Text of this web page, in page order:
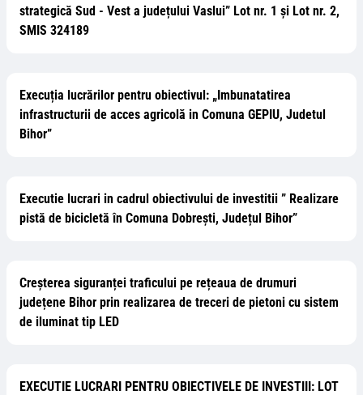
strategică Sud - Vest a județului Vaslui” Lot nr. 1 și Lot nr. 2,
SMIS 324189
Execuția lucrărilor pentru obiectivul: „Imbunatatirea
infrastructurii de acces agricolă in Comuna GEPIU, Judetul
Bihor”
Executie lucrari in cadrul obiectivului de investitii ” Realizare
pistă de bicicletă în Comuna Dobrești, Județul Bihor”
Creșterea siguranței traficului pe rețeaua de drumuri
județene Bihor prin realizarea de treceri de pietoni cu sistem
de iluminat tip LED
EXECUTIE LUCRARI PENTRU OBIECTIVELE DE INVESTIII: LOT